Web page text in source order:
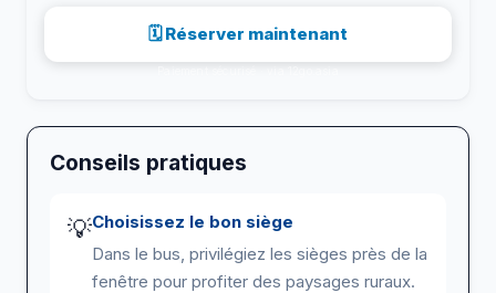
🗓 Réserver maintenant
Conseils pratiques
💡Choisissez le bon siège
Dans le bus, privilégiez les sièges près de la
fenêtre pour profiter des paysages ruraux.